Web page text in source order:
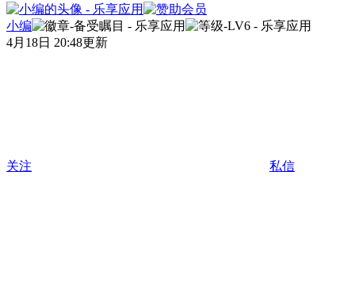
小编
4月18日 20:48更新
关注 私信